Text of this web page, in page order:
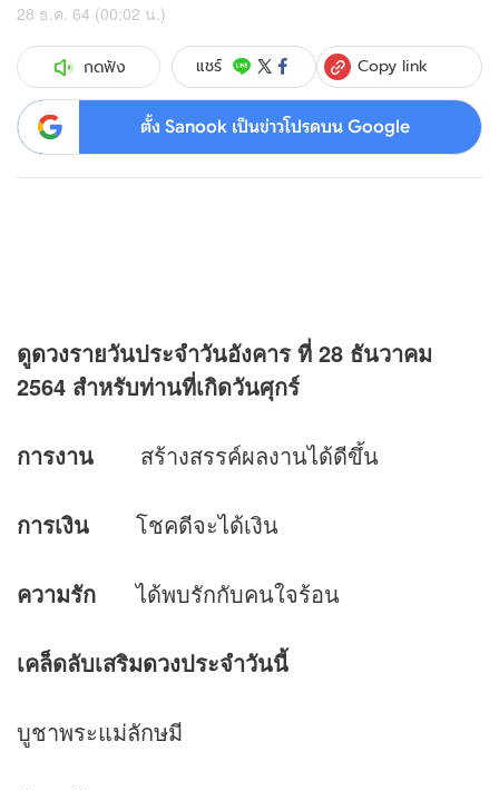
28 ธ.ค. 64 (00:02 น.)
กดฟัง แชร์ Copy link
ตั้ง Sanook เป็นข่าวโปรดบน Google
ดูดวงรายวันประจำวันอังคาร ที่ 28 ธันวาคม
2564 สำหรับท่านที่เกิดวันศุกร์
การงาน สร้างสรรค์ผลงานได้ดีขึ้น
การเงิน โชคดีจะได้เงิน
ความรัก ได้พบรักกับคนใจร้อน
เคล็ดลับเสริมดวงประจำวันนี้
บูชาพระแม่ลักษมี